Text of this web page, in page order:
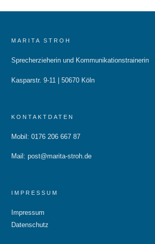
MARITA STROH
Sprecherzieherin und Kommunikationstrainerin
Kasparstr. 9-11 | 50670 Köln
KONTAKTDATEN
Mobil: 0176 206 667 87
Mail:post@marita-stroh.de
IMPRESSUM
Impressum
Datenschutz